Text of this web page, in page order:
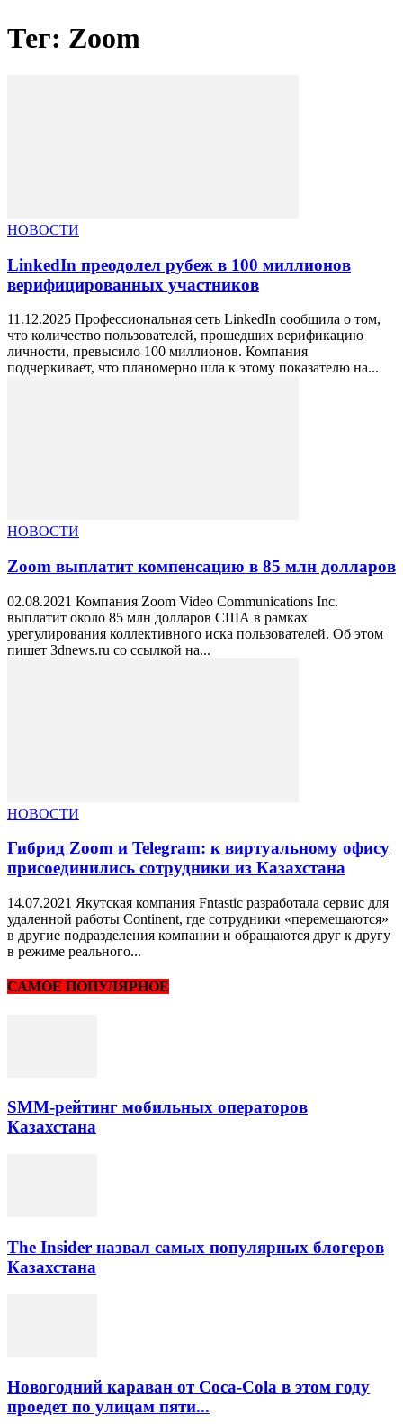
Тег: Zoom
НОВОСТИ
LinkedIn преодолел рубеж в 100 миллионов
верифицированных участников
11.12.2025 Профессиональная сеть LinkedIn сообщила о том,
что количество пользователей, прошедших верификацию
личности, превысило 100 миллионов. Компания
подчеркивает, что планомерно шла к этому показателю на...
НОВОСТИ
Zoom выплатит компенсацию в 85 млн долларов
02.08.2021 Компания Zoom Video Communications Inc.
выплатит около 85 млн долларов США в рамках
урегулирования коллективного иска пользователей. Об этом
пишет 3dnews.ru со ссылкой на...
НОВОСТИ
Гибрид Zoom и Telegram: к виртуальному офису
присоединились сотрудники из Казахстана
14.07.2021 Якутская компания Fntastic разработала сервис для
удаленной работы Continent, где сотрудники «перемещаются»
в другие подразделения компании и обращаются друг к другу
в режиме реального...
САМОЕ ПОПУЛЯРНОЕ
SMM-рейтинг мобильных операторов
Казахстана
The Insider назвал самых популярных блогеров
Казахстана
Новогодний караван от Coca-Cola в этом году
проедет по улицам пяти...